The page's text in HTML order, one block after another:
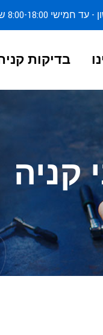
18:00 שישי 8:00-14:00
בדיקות
קניה